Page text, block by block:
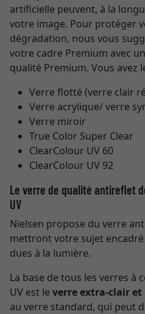
artificielle peuvent, à la
votre image. Pour protéger
dégradation, nous vous
votre cadre Premium avec
qualité Premium. Vous avez
Verre flotté (verre clair
Verre acrylique/ verre
Verre miroir
True Color Super Clear
ClearColour UV 60
ClearColour UV 92
Le verre de qualité antireflet
UV
Nielsen propose du verre
mettront votre sujet encadré
dues à la lumière.
La base de tous les verres à
UV est le verre extra-clair
au verre standard, qui peut